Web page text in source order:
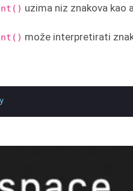
uzima niz znakova kao
može interpretirati